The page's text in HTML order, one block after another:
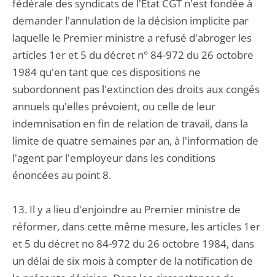
fédérale des syndicats de l'Etat CGT n'est fondée à
demander l'annulation de la décision implicite par
laquelle le Premier ministre a refusé d'abroger les
articles 1er et 5 du décret n° 84-972 du 26 octobre
1984 qu'en tant que ces dispositions ne
subordonnent pas l'extinction des droits aux congés
annuels qu'elles prévoient, ou celle de leur
indemnisation en fin de relation de travail, dans la
limite de quatre semaines par an, à l'information de
l'agent par l'employeur dans les conditions
énoncées au point 8.
13. Il y a lieu d'enjoindre au Premier ministre de
réformer, dans cette même mesure, les articles 1er
et 5 du décret no 84-972 du 26 octobre 1984, dans
un délai de six mois à compter de la notification de